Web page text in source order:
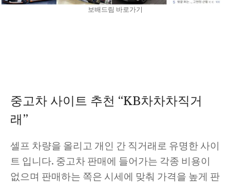
보배드림 바로가기
중고차 사이트 추천 “KB차차차직거
래”
셀프 차량을 올리고 개인 간 직거래로 유명한 사이
트 입니다. 중고차 판매에 들어가는 각종 비용이
없으며 판매하는 쪽은 시세에 맞춰 가격을 높게 판